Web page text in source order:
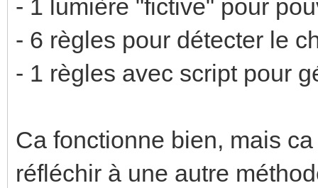
if RGBplafond ~= "0"
RGBplinthes ~= "0"
then
- 1 lumière "fictive" pour
- 6 règles pour détecter le
- 1 règles avec script pour
Ca fonctionne bien, mais
réfléchir à une autre